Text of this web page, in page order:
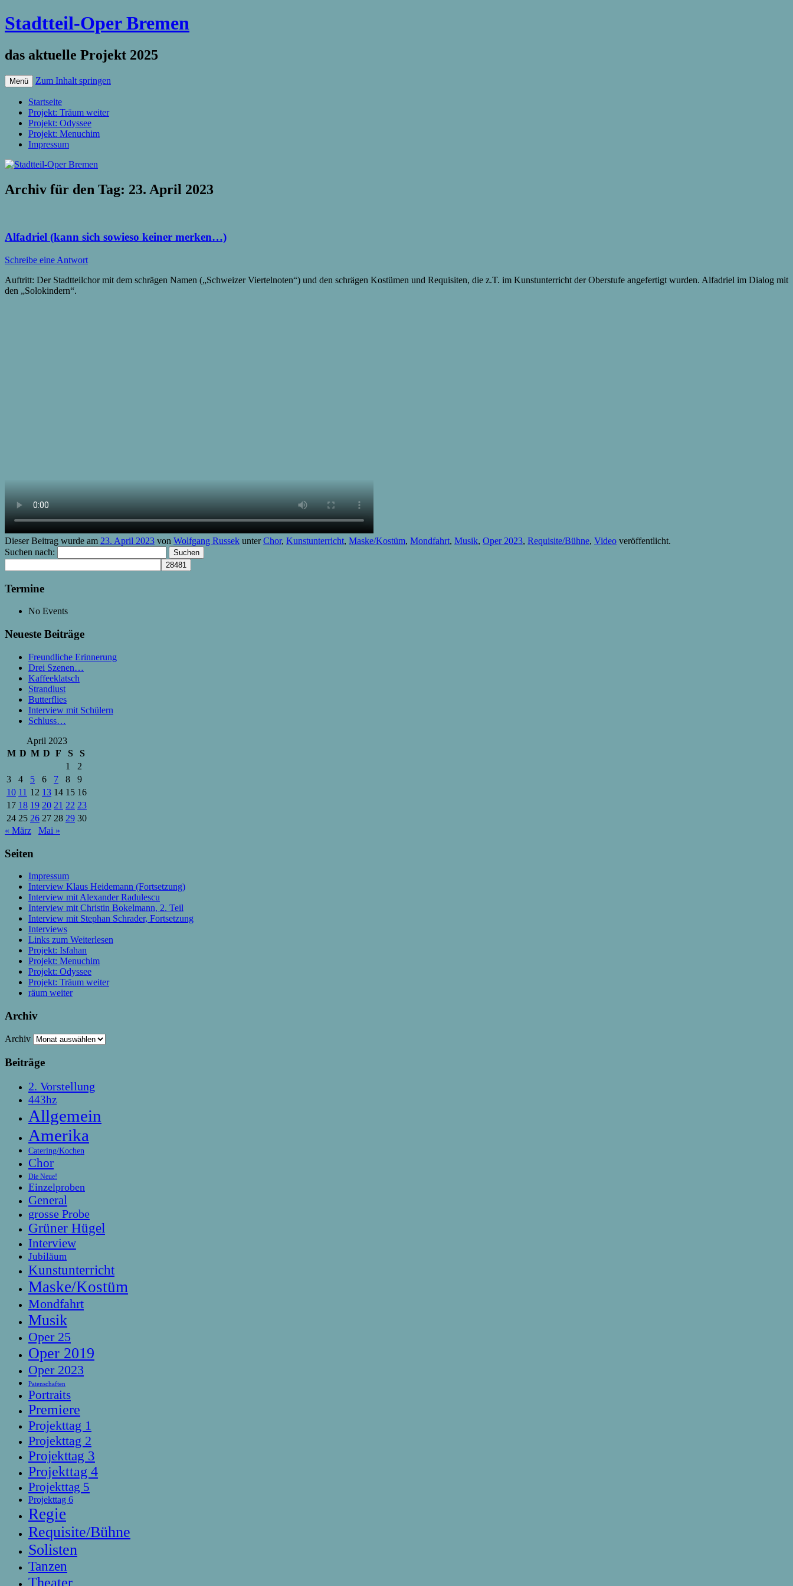
Stadtteil-Oper Bremen
das aktuelle Projekt 2025
Menü Zum Inhalt springen
Startseite
Projekt: Träum weiter
Projekt: Odyssee
Projekt: Menuchim
Impressum
Archiv für den Tag: 23. April 2023
Alfadriel (kann sich sowieso keiner merken…)
Schreibe eine Antwort
Auftritt: Der Stadtteilchor mit dem schrägen Namen („Schweizer Viertelnoten“) und den schrägen Kostümen und Requisiten, die z.T. im Kunstunterricht der Oberstufe angefertigt wurden. Alfadriel im Dialog mit
den „Solokindern“.
Dieser Beitrag wurde am 23. April 2023 von Wolfgang Russek unterChor, Kunstunterricht, Maske/Kostüm, Mondfahrt, Musik, Oper 2023, Requisite/Bühne, Video veröffentlicht.
Suchen nach:
Termine
No Events
Neueste Beiträge
Freundliche Erinnerung
Drei Szenen…
Kaffeeklatsch
Strandlust
Butterflies
Interview mit Schülern
Schluss…
April 2023
M D M D F S
S
1
2
3
4 5 6 7 8
9
10 11 12 13 14 15 16
17 18 19 20 21 22 23
24 25 26 27 28 29 30
« März
Mai »
Seiten
Impressum
Interview Klaus Heidemann (Fortsetzung)
Interview mit Alexander Radulescu
Interview mit Christin Bokelmann, 2. Teil
Interview mit Stephan Schrader, Fortsetzung
Interviews
Links zum Weiterlesen
Projekt: Isfahan
Projekt: Menuchim
Projekt: Odyssee
Projekt: Träum weiter
räum weiter
Archiv
Archiv
Beiträge
2. Vorstellung
443hz
Allgemein
Amerika
Catering/Kochen
Chor
Die Neue!
Einzelproben
General
grosse Probe
Grüner Hügel
Interview
Jubiläum
Kunstunterricht
Maske/Kostüm
Mondfahrt
Musik
Oper 25
Oper 2019
Oper 2023
Patenschaften
Portraits
Premiere
Projekttag 1
Projekttag 2
Projekttag 3
Projekttag 4
Projekttag 5
Projekttag 6
Regie
Requisite/Bühne
Solisten
Tanzen
Theater